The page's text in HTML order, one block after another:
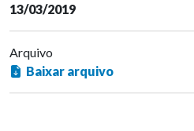
13/03/2019
Arquivo
Baixar arquivo